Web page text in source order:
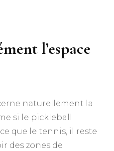
l’espace
naturellement la
si le pickleball
que le tennis, il reste
des zones de